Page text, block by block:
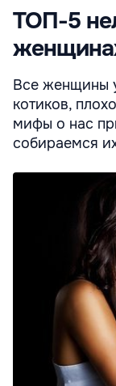
ТОП-5
Все женщины
котиков,
мифы о нас
собираемся